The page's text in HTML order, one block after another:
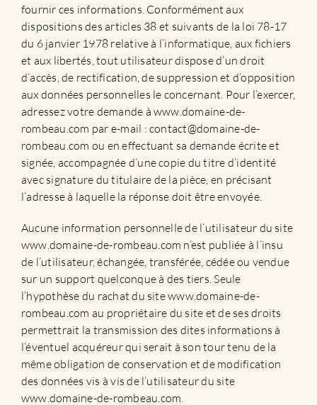
fournir ces informations. Conformément aux
dispositions des articles 38 et suivants de la loi 78-17
du 6 janvier 1978 relative à l’informatique, aux fichiers
et aux libertés, tout utilisateur dispose d’un droit
d’accès, de rectification, de suppression et d’opposition
aux données personnelles le concernant. Pour l’exercer,
adressez votre demande à www.domaine-de-
rombeau.com par e-mail : contact@domaine-de-
rombeau.com ou en effectuant sa demande écrite et
signée, accompagnée d’une copie du titre d’identité
avec signature du titulaire de la pièce, en précisant
l’adresse à laquelle la réponse doit être envoyée.
Aucune information personnelle de l’utilisateur du site
www.domaine-de-rombeau.com n’est publiée à l’insu
de l’utilisateur, échangée, transférée, cédée ou vendue
sur un support quelconque à des tiers. Seule
l’hypothèse du rachat du site www.domaine-de-
rombeau.com au propriétaire du site et de ses droits
permettrait la transmission des dites informations à
l’éventuel acquéreur qui serait à son tour tenu de la
même obligation de conservation et de modification
des données vis à vis de l’utilisateur du site
www.domaine-de-rombeau.com.